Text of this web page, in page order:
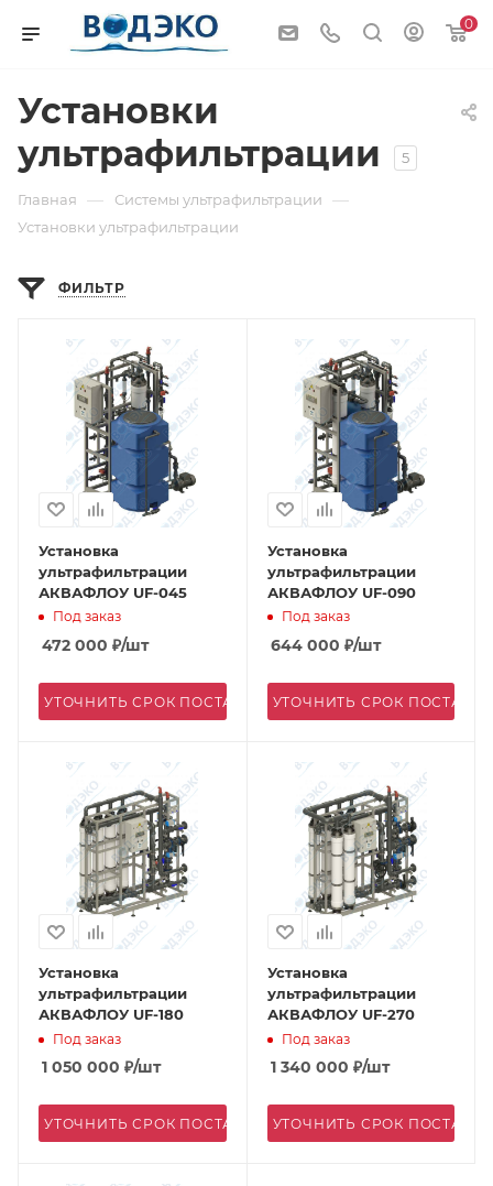
0
Установки
ультрафильтрации
5
Главная — Системы ультрафильтрации —
Установки ультрафильтрации
ФИЛЬТР
Установка
ультрафильтрации
АКВАФЛОУ UF-045
Под заказ
472 000 ₽/шт
УТОЧНИТЬ СРОК ПОСТАВКИ
Установка
ультрафильтрации
АКВАФЛОУ UF-090
Под заказ
644 000 ₽/шт
УТОЧНИТЬ СРОК
Установка
ультрафильтрации
АКВАФЛОУ UF-180
Под заказ
1 050 000 ₽/шт
УТОЧНИТЬ СРОК ПОСТАВКИ
Установка
ультрафильтрации
АКВАФЛОУ UF-270
Под заказ
1 340 000 ₽/шт
УТОЧНИТЬ СРОК